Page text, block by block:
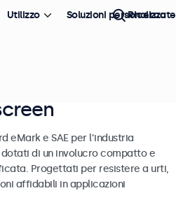
e SAE per l’industria
di un involucro compatto e
Progettati per resistere a urti,
affidabili in applicazioni
Utilizzo Soluzioni personalizzate
Ricerca